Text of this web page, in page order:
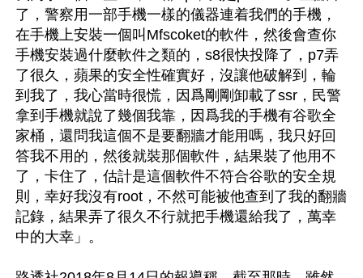
了，警察用一部手機一樣的儀器連着我們的手機，
在手機上安裝一個叫Mfscoket的軟件，然後會查你
手機安裝過什麼軟件之類的，s8很快投降了，p7弄
了很久，蘋果的安全性確實好，沒讓他破解到，輪
到我了，我心當時很慌，因爲剛剛卸載了ssr，民警
拿到手機就說了幾個我靠，因爲我的手機有谷歌全
家桶，還問我這個不是要翻牆才能用嗎，我只好回
答我不用的，然後就裝那個軟件，結果裝了他用不
了，卡住了，估計是這個軟件不符合谷歌的安全規
則，幸好我沒有root，不然可能被他查到了我的翻牆
記錄，結果弄了很久不行就把手機還給我了，萬幸
中的大幸」。